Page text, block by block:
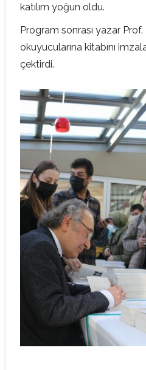
katılım yoğun oldu.
Program sonrası yazar
okuyucularına kitabını
çektirdi.